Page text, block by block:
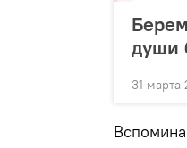
души
31 марта